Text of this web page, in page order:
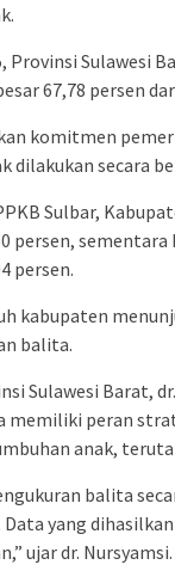
Provinsi Sulawesi
67,78 persen
komitmen
dilakukan secara
Sulbar,
persen,
persen.
kabupaten
balita.
Sulawesi Barat,
memiliki peran
anak,
balita
yang
ujar dr. Nursyamsi.